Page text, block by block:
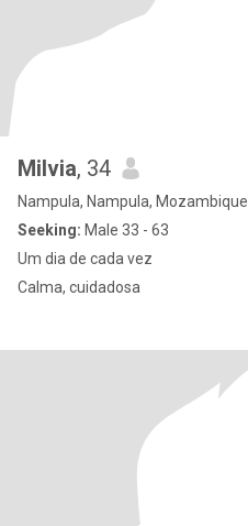
Milvia, 34
Nampula, Nampula, Mozambique
Seeking: Male 33 - 63
Um dia de cada vez
Calma, cuidadosa